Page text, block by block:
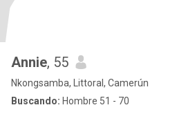
Annie, 55
Nkongsamba, Littoral, Camerún
Buscando: Hombre 51 - 70